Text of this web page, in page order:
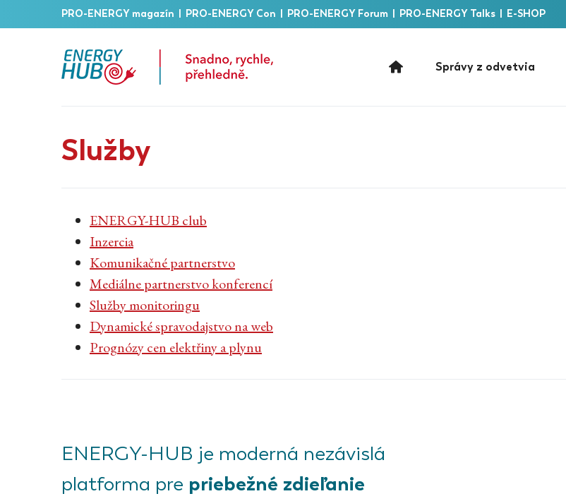
PRO-ENERGY magazín PRO-ENERGY Con PRO-ENERGY Forum PRO-ENERGY Talks E-SHOP
Správy z odvetvia
Služby
ENERGY-HUB club
Inzercia
Komunikačné partnerstvo
Mediálne partnerstvo konferencí
Služby monitoringu
Dynamické spravodajstvo na web
Prognózy cen elektřiny a plynu
ENERGY-HUB je moderná nezávislá
platforma pre priebežné zdieľanie